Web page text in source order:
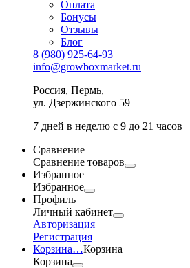
Оплата
Бонусы
Отзывы
Блог
8 (980) 925-64-93
info@growboxmarket.ru
Россия, Пермь,
ул. Дзержинского 59
7 дней в неделю с 9 до 21 часов
Сравнение
Сравнение товаров
Избранное
Избранное
Профиль
Личный кабинет
Авторизация
Регистрация
Корзина…Корзина
Корзина